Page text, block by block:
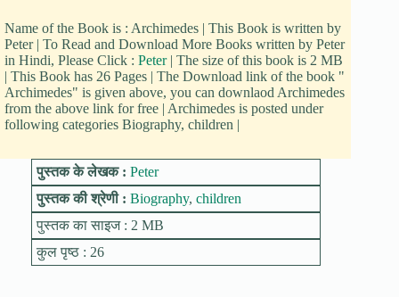
Name of the Book is : Archimedes | This Book is written by
Peter | To Read and Download More Books written by Peter
in Hindi, Please Click : Peter| The size of this book is 2 MB
| This Book has 26 Pages | The Download link of the book "
Archimedes" is given above, you can downlaod Archimedes
from the above link for free | Archimedes is posted under
following categories Biography, children |
पुस्तक के लेखक : Peter
पुस्तक की श्रेणी : Biography, children
पुस्तक का साइज : 2 MB
कुल पृष्ठ : 26